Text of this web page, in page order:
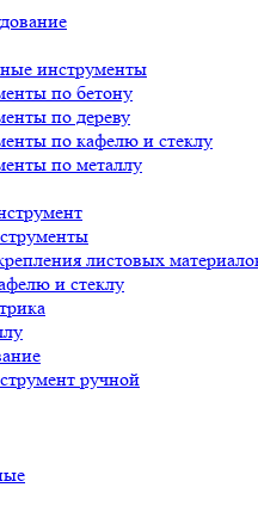
инструменты
по бетону
по дереву
по кафелю и стеклу
по металлу
листовых
и стеклу
ручной